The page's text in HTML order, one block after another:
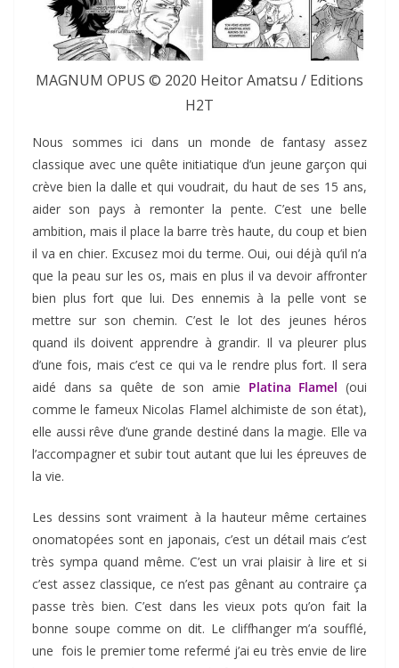
MAGNUM OPUS © 2020 Heitor Amatsu / Editions
H2T
Nous sommes ici dans un monde de fantasy assez
classique avec une quête initiatique d’un jeune garçon qui
crève bien la dalle et qui voudrait, du haut de ses 15 ans,
aider son pays à remonter la pente. C’est une belle
ambition, mais il place la barre très haute, du coup et bien
il va en chier. Excusez moi du terme. Oui, oui déjà qu’il n’a
que la peau sur les os, mais en plus il va devoir affronter
bien plus fort que lui. Des ennemis à la pelle vont se
mettre sur son chemin. C’est le lot des jeunes héros
quand ils doivent apprendre à grandir. Il va pleurer plus
d’une fois, mais c’est ce qui va le rendre plus fort. Il sera
aidé dans sa quête de son amie Platina Flamel (oui
comme le fameux Nicolas Flamel alchimiste de son état),
elle aussi rêve d’une grande destiné dans la magie. Elle va
l’accompagner et subir tout autant que lui les épreuves de
la vie.
Les dessins sont vraiment à la hauteur même certaines
onomatopées sont en japonais, c’est un détail mais c’est
très sympa quand même. C’est un vrai plaisir à lire et si
c’est assez classique, ce n’est pas gênant au contraire ça
passe très bien. C’est dans les vieux pots qu’on fait la
bonne soupe comme on dit. Le cliffhanger m’a soufflé,
une fois le premier tome refermé j’ai eu très envie de lire